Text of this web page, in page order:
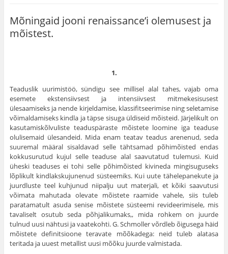
Mõningaid jooni renaissance’i olemusest ja
mõistest.
1.
Teaduslik uurimistöö, sündigu see millisel alal tahes, vajab oma
esemete ekstensiivsest ja intensiivsest mitmekesisusest
ülesaamiseks ja nende kirjeldamise, klassifitseerimise ning seletamise
võimaldamiseks kindla ja täpse sisuga üldiseid mõisteid. Järjelikult on
kasutamiskõlvuliste teaduspäraste mõistete loomine iga teaduse
olulisemaid üles­andeid. Mida enam teatav teadus arenenud, seda
suuremal määral sisaldavad selle tähtsamad põhimõisted endas
kokkusurutud kujul selle teaduse alal saavutatud tulemusi. Kuid
üheski teaduses ei tohi selle põhimõisted kivineda mingisuguseks
lõplikult kindlakskujunenud süsteemiks. Kui uute tähelepanekute ja
juurdluste teel kuhjunud niipalju uut materjali, et kõiki saavutusi
võimata mahutada olevate mõistete raamide vahele, siis tuleb
paratamatult asuda senise mõistete süsteemi revideerimisele, mis
tavaliselt osutub seda põhjalikumaks,, mida rohkem on juurde
tulnud uusi nähtusi ja vaatekohti. G. Schmoller võrdleb õigusega häid
mõistete definitsioone teravate mõõkadega: neid tuleb alatasa
teritada ja uuest metallist uusi mõõku juurde valmistada.